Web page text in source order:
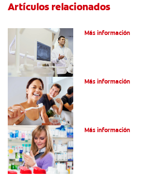
Artículos relacionados
Más información
Más información
Más información